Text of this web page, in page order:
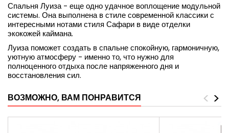
Спальня Луиза - еще одно удачное воплощение модульной
системы. Она выполнена в стиле современной классики с
интересными нотами стиля Сафари в виде отделки
экокожей каймана.
Луиза поможет создать в спальне спокойную, гармоничную,
уютную атмосферу - именно то, что нужно для
полноценного отдыха после напряженного дня и
восстановления сил.
ВОЗМОЖНО, ВАМ ПОНРАВИТСЯ >
<